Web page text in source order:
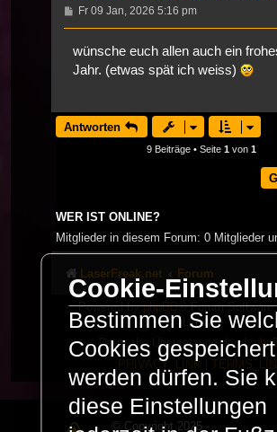
Beitrag
Fr 09 Jan, 2026 5:16 pm
wünsche euch allen auch ein
Jahr. (etwas spät ich weiss)
Antworten
9 Beiträge • Seite 1 von 1
WER IST ONLINE?
Mitglieder in diesem Forum: 0 Mitglieder
LaserFreak.net Forum
Powered byphpBB® Forum
Limited
Deutsche Übersetzung durch
PRIVACY_LINK
© Copyright 2025 -
Cookie-
Bestimmen Sie
Cookies gespeichert
werden dürfen. Sie
diese Einstellungen